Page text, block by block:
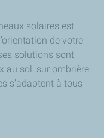
solaires est
de votre
solutions sont
au sol, sur ombrière
s’adaptent à tous